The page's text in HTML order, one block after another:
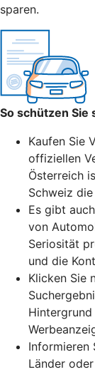
sparen.
So schützen Sie
Kaufen Sie
offiziellen
Österreich
Schweiz die
Es gibt
von
Seriosität
und die
Klicken Sie
Informieren
Länder